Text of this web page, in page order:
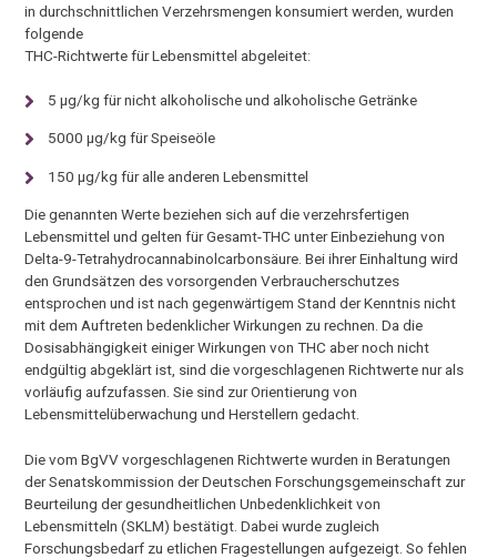
in durchschnittlichen Verzehrsmengen konsumiert werden, wurden
folgende
THC-Richtwerte für Lebensmittel abgeleitet:
5 µg/kg für nicht alkoholische und alkoholische Getränke
5000 µg/kg für Speiseöle
150 µg/kg für alle anderen Lebensmittel
Die genannten Werte beziehen sich auf die verzehrsfertigen
Lebensmittel und gelten für Gesamt-THC unter Einbeziehung von
Delta-9-Tetrahydrocannabinolcarbonsäure. Bei ihrer Einhaltung wird
den Grundsätzen des vorsorgenden Verbraucherschutzes
entsprochen und ist nach gegenwärtigem Stand der Kenntnis nicht
mit dem Auftreten bedenklicher Wirkungen zu rechnen. Da die
Dosisabhängigkeit einiger Wirkungen von THC aber noch nicht
endgültig abgeklärt ist, sind die vorgeschlagenen Richtwerte nur als
vorläufig aufzufassen. Sie sind zur Orientierung von
Lebensmittelüberwachung und Herstellern gedacht.
Die vom BgVV vorgeschlagenen Richtwerte wurden in Beratungen
der Senatskommission der Deutschen Forschungsgemeinschaft zur
Beurteilung der gesundheitlichen Unbedenklichkeit von
Lebensmitteln (SKLM) bestätigt. Dabei wurde zugleich
Forschungsbedarf zu etlichen Fragestellungen aufgezeigt. So fehlen